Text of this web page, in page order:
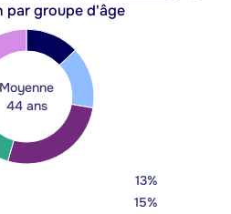
par groupe d'âge
Moyenne
44 ans
13%
15%